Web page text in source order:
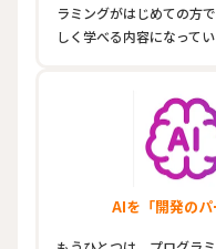
ラミングがはじめての方
しく学べる内容になってい
AIを「開発の